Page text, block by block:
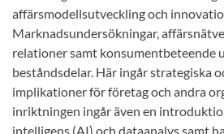
affärsmodellsutveckling och
Marknadsundersökningar,
relationer samt konsumentbeteende
beståndsdelar. Här ingår strategiska
implikationer för företag och andra
inriktningen ingår även en
intelligens (AI) och dataanalys samt